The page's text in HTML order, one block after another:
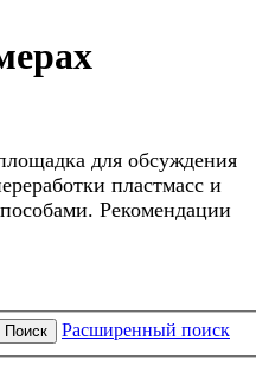
для обсуждения
пластмасс и
Рекомендации
Поиск Расширенный поиск